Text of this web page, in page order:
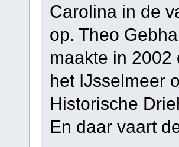
Carolina in de
op. Theo
maakte in
het IJsselmeer
Historische
En daar vaart